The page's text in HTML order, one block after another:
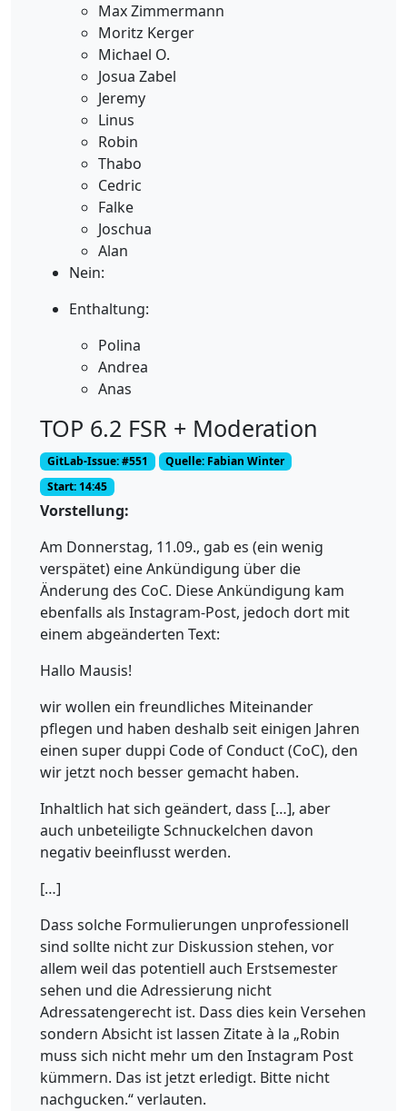
Max Zimmermann
Moritz Kerger
Michael O.
Josua Zabel
Jeremy
Linus
Robin
Thabo
Cedric
Falke
Joschua
Alan
Nein:
Enthaltung:
Polina
Andrea
Anas
TOP 6.2 FSR + Moderation
GitLab-Issue: #551
Quelle: Fabian Winter
Start: 14:45
Vorstellung:
Am Donnerstag, 11.09., gab es (ein wenig
verspätet) eine Ankündigung über die
Änderung des CoC. Diese Ankündigung kam
ebenfalls als Instagram-Post, jedoch dort mit
einem abgeänderten Text:
Hallo Mausis!
wir wollen ein freundliches Miteinander
pflegen und haben deshalb seit einigen Jahren
einen super duppi Code of Conduct (CoC), den
wir jetzt noch besser gemacht haben.
Inhaltlich hat sich geändert, dass […], aber
auch unbeteiligte Schnuckelchen davon
negativ beeinflusst werden.
[…]
Dass solche Formulierungen unprofessionell
sind sollte nicht zur Diskussion stehen, vor
allem weil das potentiell auch Erstsemester
sehen und die Adressierung nicht
Adressatengerecht ist. Dass dies kein Versehen
sondern Absicht ist lassen Zitate à la „Robin
muss sich nicht mehr um den Instagram Post
kümmern. Das ist jetzt erledigt. Bitte nicht
nachgucken.“ verlauten.